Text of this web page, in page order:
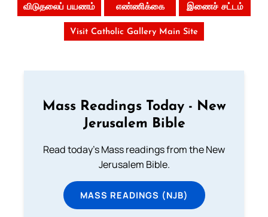
விடுதலைப் பயணம் எண்ணிக்கை இணைச் சட்டம்
Visit Catholic Gallery Main Site
Mass Readings Today - New
Jerusalem Bible
Read today's Mass readings from the New
Jerusalem Bible.
MASS READINGS (NJB)